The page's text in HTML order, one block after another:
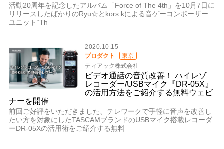
活動20周年を記念したアルバム「Force of The 4th」を10月7日に
リリースしたばかりのRyu☆とkors kによる音ゲーコンポーザー
ユニット“Th
2020.10.15
プロダクト
東京
ティアック株式会社
ビデオ通話の音質改善！ ハイレゾ
レコーダー/USBマイク『DR-05X』
の活用方法をご紹介する無料ウェビ
ナーを開催
前回ご好評をいただきました、テレワークで手軽に音声を改善し
たい方を対象にしたTASCAMブランドのUSBマイク搭載レコーダ
ーDR-05Xの活用術をご紹介する無料